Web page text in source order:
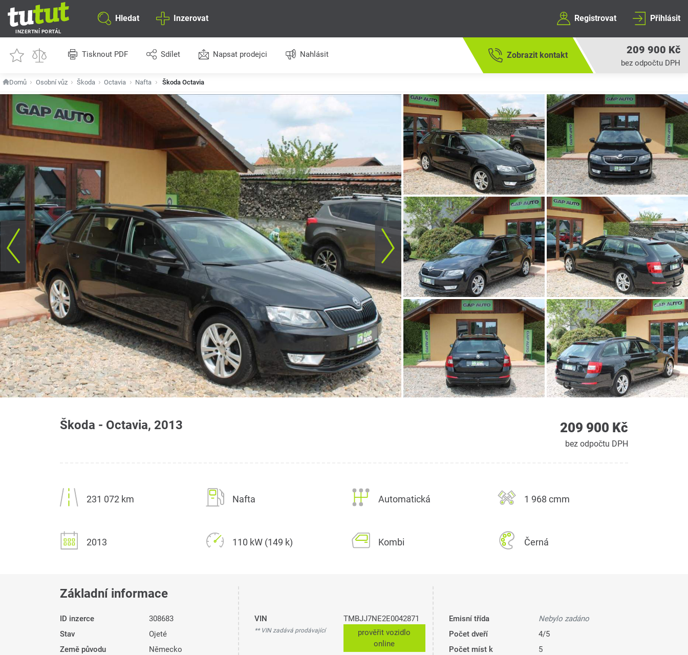
INZERTNÍ PORTÁL
Hledat Inzerovat Registrovat Přihlásit
Tisknout PDF Sdílet Napsat prodejci Nahlásit 209 900 Kč
bez odpočtu DPH
Zobrazit kontakt
Domů Osobní vůz Škoda Octavia Nafta Škoda Octavia
Škoda - Octavia, 2013 209 900 Kč
bez odpočtu DPH
231 072 km Nafta Automatická 1 968 cmm
2013 110 kW (149 k) Kombi Černá
Základní informace
ID inzerce
308683
Stav
Ojeté
Země původu
Německo
VIN
** VIN zadává prodávající
TMBJJ7NE2E0042871
prověřit vozidlo
online
Emisní třída
Nebylo zadáno
Počet dveří
4/5
Počet míst k
5